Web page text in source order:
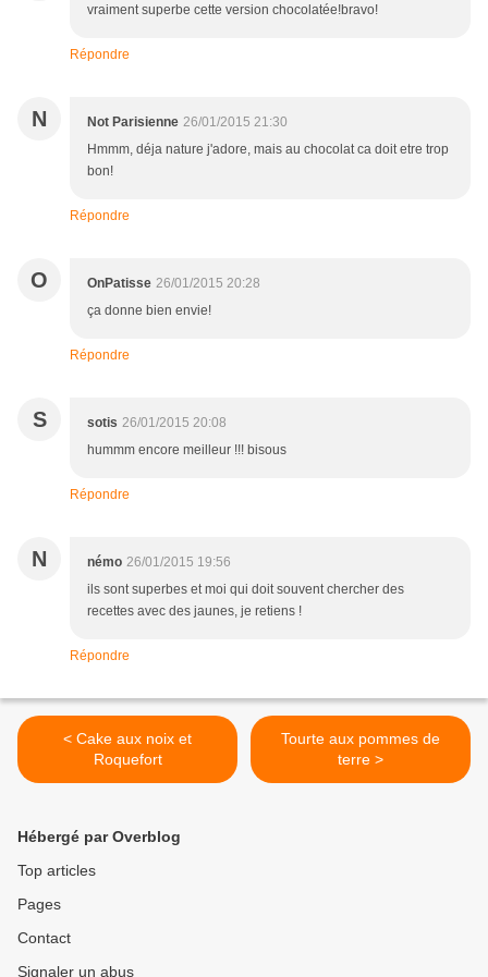
vraiment superbe cette version chocolatée!bravo!
Répondre
N Not Parisienne 26/01/2015 21:30
Hmmm, déja nature j'adore, mais au chocolat ca doit etre trop
bon!
Répondre
O OnPatisse 26/01/2015 20:28
ça donne bien envie!
Répondre
S sotis 26/01/2015 20:08
hummm encore meilleur !!! bisous
Répondre
N némo 26/01/2015 19:56
ils sont superbes et moi qui doit souvent chercher des
recettes avec des jaunes, je retiens !
Répondre
< Cake aux noix et
Roquefort
Tourte aux pommes de
terre >
Hébergé par Overblog
Top articles
Pages
Contact
Signaler un abus